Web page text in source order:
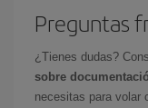
Preguntas
¿Tienes dudas?
sobre
necesitas para volar